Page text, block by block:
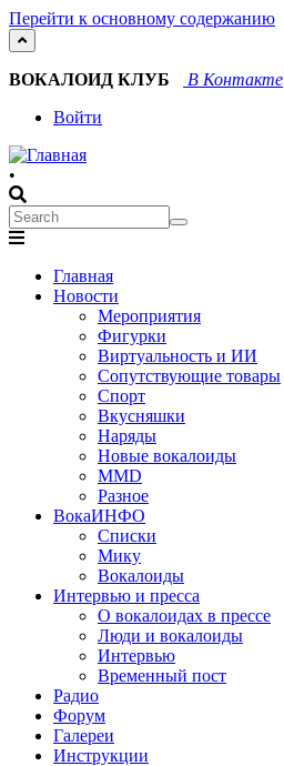
Перейти к основному содержанию
ВОКАЛОИД КЛУБ В Контакте
User
account
menu
Войти
•
Search
Search
navigation
Главная
Новости
Мероприятия
Фигурки
Виртуальность и ИИ
Сопутствующие товары
Спорт
Вкусняшки
Наряды
Новые вокалоиды
MMD
Разное
ВокаИНФО
Списки
Мику
Вокалоиды
Интервью и пресса
О вокалоидах в прессе
Люди и вокалоиды
Интервью
Временный пост
Радио
Форум
Галереи
Инструкции